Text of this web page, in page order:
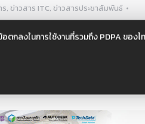
กลงในการใช้งานที่รวมถึง PDPA ของ
ร, ข่าวสาร ITC, ข่าวสารประชาสัมพันธ์
มกราคม 10, 2023
ครผู้ประกอบการ พัฒนาผลิตภัณฑ์ ภา